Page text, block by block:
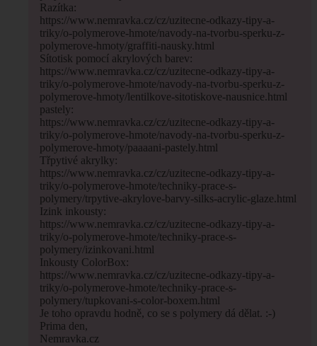
Razítka:
https://www.nemravka.cz/cz/uzitecne-odkazy-tipy-a-
triky/o-polymerove-hmote/navody-na-tvorbu-sperku-z-
polymerove-hmoty/graffiti-nausky.html
Sítotisk pomocí akrylových barev:
https://www.nemravka.cz/cz/uzitecne-odkazy-tipy-a-
triky/o-polymerove-hmote/navody-na-tvorbu-sperku-z-
polymerove-hmoty/lentilkove-sitotiskove-nausnice.html
pastely:
https://www.nemravka.cz/cz/uzitecne-odkazy-tipy-a-
triky/o-polymerove-hmote/navody-na-tvorbu-sperku-z-
polymerove-hmoty/paaaani-pastely.html
Třpytivé akrylky:
https://www.nemravka.cz/cz/uzitecne-odkazy-tipy-a-
triky/o-polymerove-hmote/techniky-prace-s-
polymery/trpytive-akrylove-barvy-silks-acrylic-glaze.html
Izink inkousty:
https://www.nemravka.cz/cz/uzitecne-odkazy-tipy-a-
triky/o-polymerove-hmote/techniky-prace-s-
polymery/izinkovani.html
Inkousty ColorBox:
https://www.nemravka.cz/cz/uzitecne-odkazy-tipy-a-
triky/o-polymerove-hmote/techniky-prace-s-
polymery/tupkovani-s-color-boxem.html
Je toho opravdu hodně, co se s polymery dá dělat. :-)
Prima den,
Nemravka.cz